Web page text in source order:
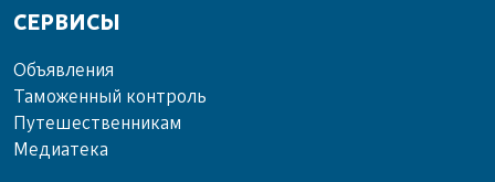
СЕРВИСЫ
Объ­яв­ле­ния
Та­мо­жен­ный кон­троль
Пу­те­шест­вен­ни­кам
Ме­диа­те­ка